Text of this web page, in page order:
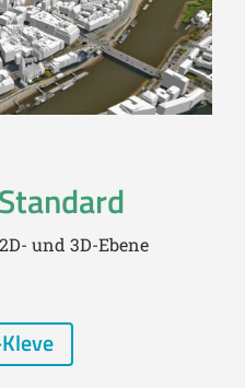
und 3D-Ebene